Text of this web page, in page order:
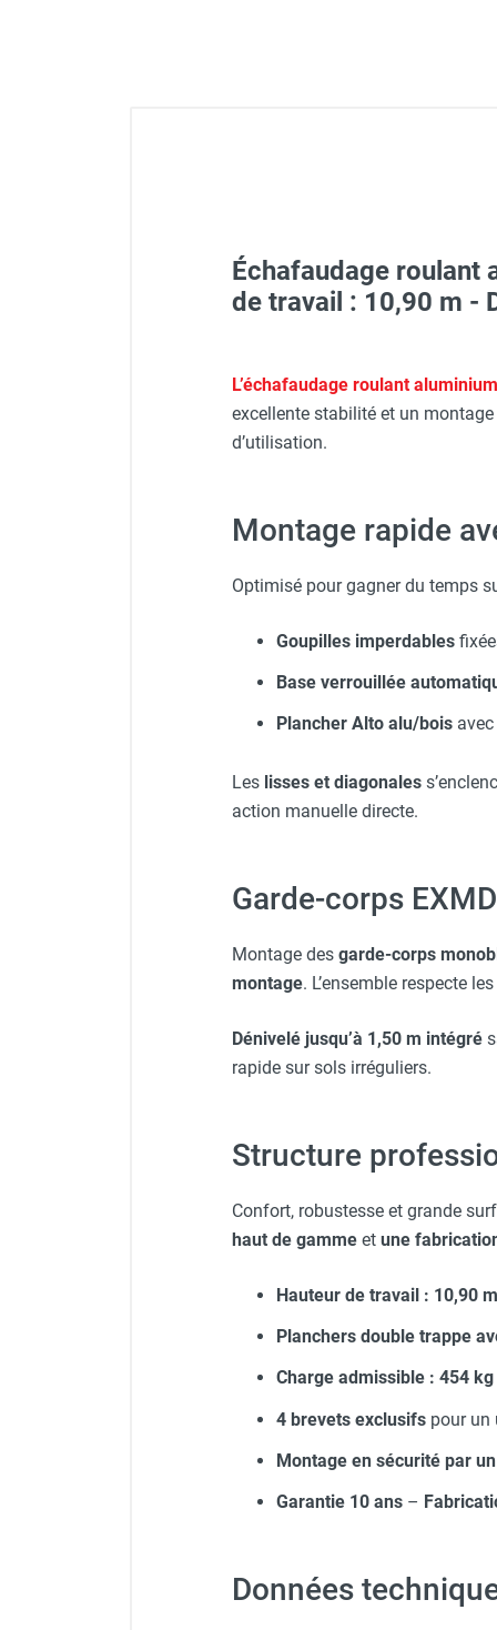
Veste de chantier PE10J -
Gants classiques -
Échafaudage roulant
de travail : 10,90 m -
L’échafaudage roulant aluminium
excellente stabilité et un
d’utilisation.
Montage rapide
Optimisé pour gagner du temps
Goupilles imperdables
Base verrouillée
Plancher Alto alu/bois avec
Les lisses et diagonales
action manuelle directe.
Garde-corps
Montage des garde-corps
montage. L’ensemble respecte
Dénivelé jusqu’à 1,50 m intégré
rapide sur sols irréguliers.
Structure
Confort, robustesse et grande
haut de gamme et une
Hauteur de travail : 10,90 m
Planchers double trappe
Charge admissible : 454
4 brevets exclusifs pour un
Montage en sécurité par
Garantie 10 ans –
Données